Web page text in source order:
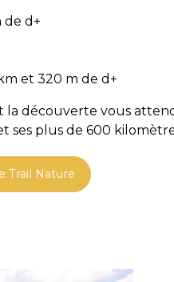
de d+
km et 320 m de d+
découverte vous
plus de 600
Trail Nature